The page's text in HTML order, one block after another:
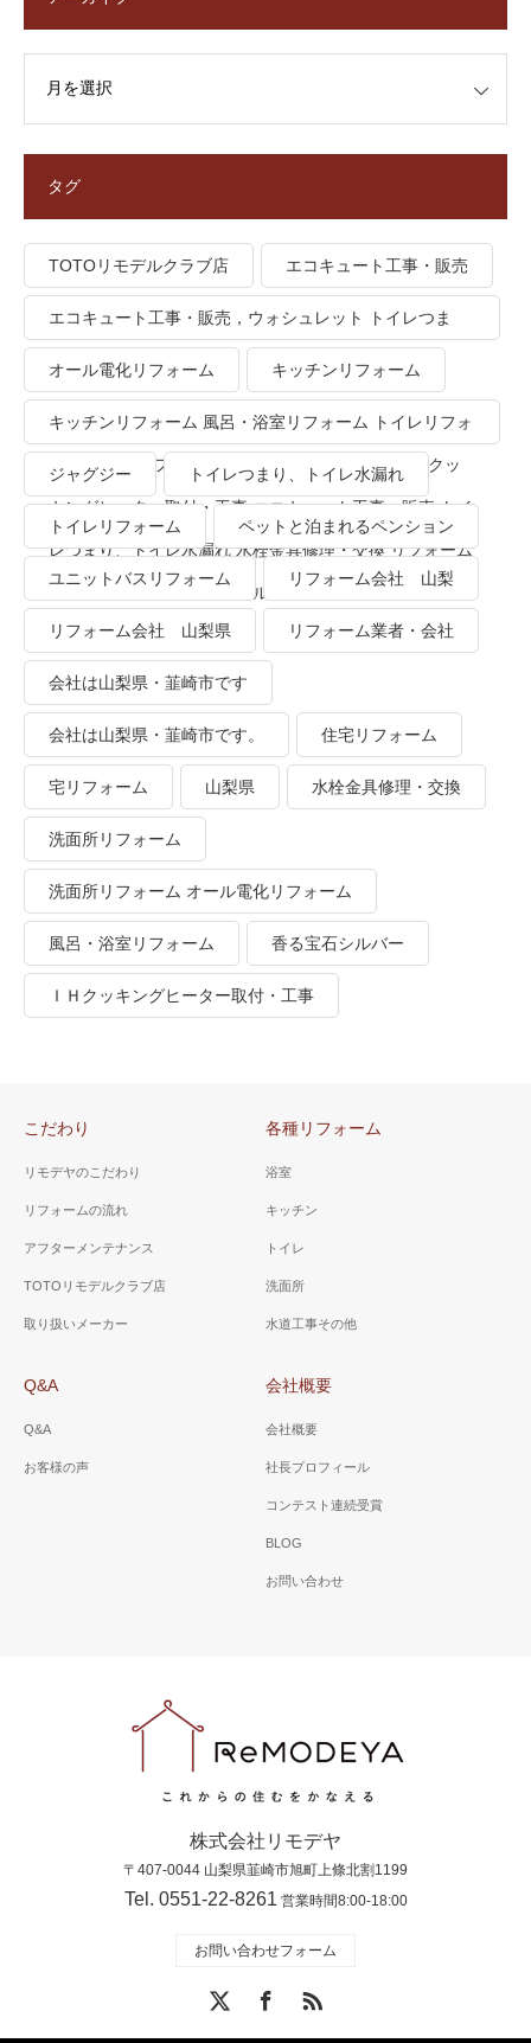
タグ
TOTOリモデルクラブ店 エコキュート工事・販売
エコキュート工事・販売，ウォシュレット トイレつま
り、トイレ水漏れ
オール電化リフォーム キッチンリフォーム
キッチンリフォーム 風呂・浴室リフォーム トイレリフォ
ーム 洗面所リフォーム オール電化リフォーム ＩＨクッ
キングヒーター取付・工事 エコキュート工事・販売 トイ
レつまり、トイレ水漏れ 水栓金具修理・交換 リフォーム
業者・会社 ＴＯＴＯリモデルクラブ
ジャグジー トイレつまり、トイレ水漏れ
トイレリフォーム ペットと泊まれるペンション
ユニットバスリフォーム リフォーム会社 山梨
リフォーム会社 山梨県 リフォーム業者・会社
会社は山梨県・韮崎市です
会社は山梨県・韮崎市です。 住宅リフォーム
宅リフォーム 山梨県 水栓金具修理・交換
洗面所リフォーム
洗面所リフォーム オール電化リフォーム
風呂・浴室リフォーム 香る宝石シルバー
ＩＨクッキングヒーター取付・工事
こだわり
リモデヤのこだわり
リフォームの流れ
アフターメンテナンス
TOTOリモデルクラブ店
取り扱いメーカー
各種リフォーム
浴室
キッチン
トイレ
洗面所
水道工事その他
Q&A
Q&A
お客様の声
会社概要
会社概要
社長プロフィール
コンテスト連続受賞
BLOG
お問い合わせ
株式会社リモデヤ
〒407-0044 山梨県韮崎市旭町上條北割1199
Tel. 0551-22-8261営業時間8:00-18:00
お問い合わせフォーム
RSS